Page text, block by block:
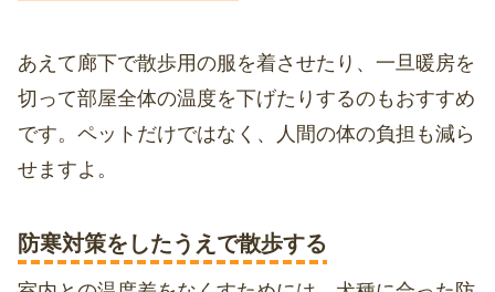
あえて廊下で散歩用の服を着させたり、一旦暖房を
切って部屋全体の温度を下げたりするのもおすすめ
です。ペットだけではなく、人間の体の負担も減ら
せますよ。
防寒対策をしたうえで散歩する